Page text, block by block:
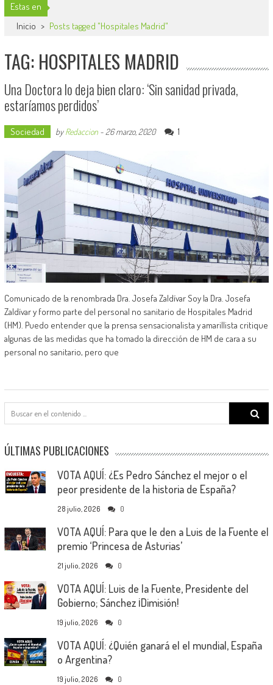
Estas en
Inicio > Posts tagged "Hospitales Madrid"
TAG: HOSPITALES MADRID
Una Doctora lo deja bien claro: ‘Sin sanidad privada,
estaríamos perdidos’
Sociedad byRedaccion- 26 marzo, 2020 1
Comunicado de la renombrada Dra. Josefa Zaldívar Soy la Dra. Josefa
Zaldívar y formo parte del personal no sanitario de Hospitales Madrid
(HM). Puedo entender que la prensa sensacionalista y amarillista critique
algunas de las medidas que ha tomado la dirección de HM de cara a su
personal no sanitario, pero que
Search
for:
ÚLTIMAS PUBLICACIONES
VOTA AQUÍ: ¿Es Pedro Sánchez el mejor o el
peor presidente de la historia de España?
28 julio, 2026 0
VOTA AQUÍ: Para que le den a Luis de la Fuente el
premio ‘Princesa de Asturias’
21 julio, 2026 0
VOTA AQUÍ: Luis de la Fuente, Presidente del
Gobierno; Sánchez ¡Dimisión!
19 julio, 2026 0
VOTA AQUÍ: ¿Quién ganará el el mundial, España
o Argentina?
19 julio, 2026 0